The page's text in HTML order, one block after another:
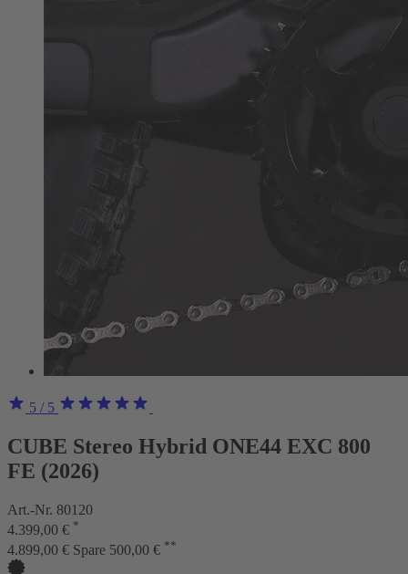
5 / 5
CUBE Stereo Hybrid ONE44 EXC 800
FE (2026)
Art.-Nr. 80120
4.399,00 € *
4.899,00 € Spare 500,00 € **